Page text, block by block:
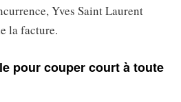
Yves Saint Laurent
la facture.
pour couper court à toute